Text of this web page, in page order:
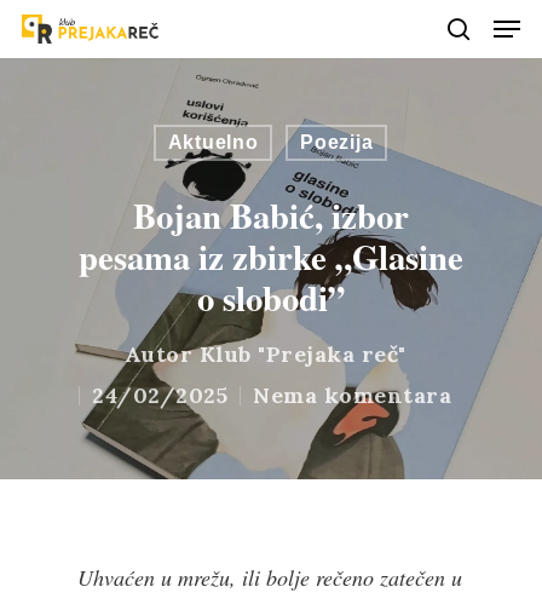
Aktuelno Poezija
Bojan Babić, izbor
pesama iz zbirke „Glasine
o slobodi”
AutorKlub "Prejaka reč"
24/02/2025
Nema komentara
Uhvaćen u mrežu, ili bolje rečeno zatečen u